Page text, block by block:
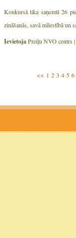
Konkursā tika saņemti 26
zināšanās, savā mīlestībā un
IevietojaPreiļu NVO centrs |
<< 1 2 3 4 5 6